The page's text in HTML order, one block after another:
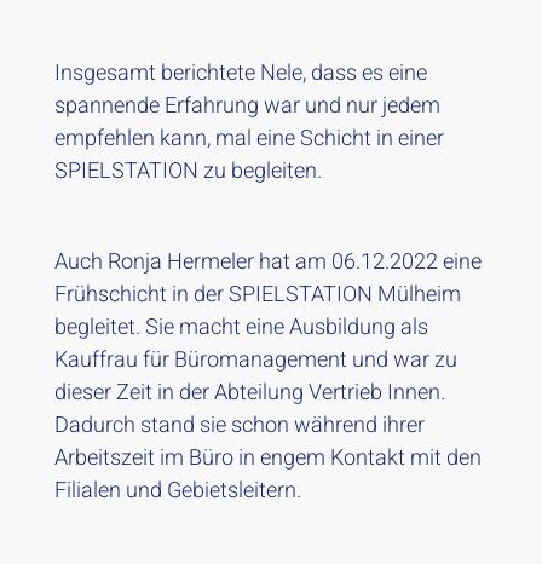
Insgesamt berichtete Nele, dass es eine
spannende Erfahrung war und nur jedem
empfehlen kann, mal eine Schicht in einer
SPIELSTATION zu begleiten.
Auch Ronja Hermeler hat am 06.12.2022 eine
Frühschicht in der SPIELSTATION Mülheim
begleitet. Sie macht eine Ausbildung als
Kauffrau für Büromanagement und war zu
dieser Zeit in der Abteilung Vertrieb Innen.
Dadurch stand sie schon während ihrer
Arbeitszeit im Büro in engem Kontakt mit den
Filialen und Gebietsleitern.